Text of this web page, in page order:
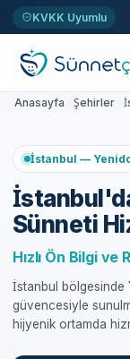
KVKK Uyumlu
Anasayfa Şehirler
İstanbul —
Sünneti
Hızlı Ön Bilgi
İstanbul bölgesinde
güvencesiyle
hijyenik ortamda